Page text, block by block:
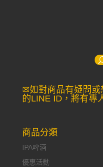
✉如對商品有疑問或
的LINE ID，將有專
商品分類
IPA啤酒
優惠活動